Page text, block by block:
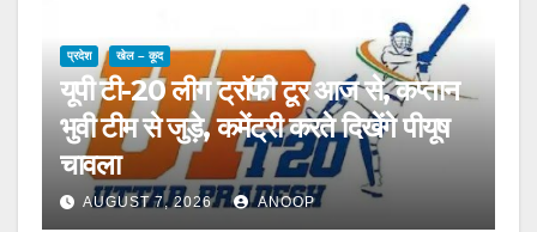
प्रदेश खेल – कूद
यूपी टी-20 लीग ट्रॉफी टूर आज से, कप्तान
भुवी टीम से जुड़े, कमेंट्री करते दिखेंगे पीयूष
चावला
AUGUST 7, 2026 ANOOP